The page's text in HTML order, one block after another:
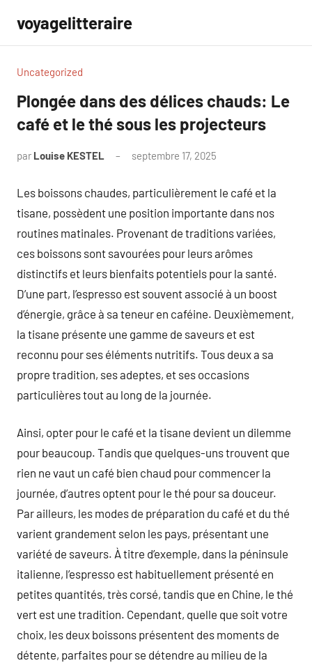
contenu
voyagelitteraire
Uncategorized
Plongée dans des délices chauds: Le
café et le thé sous les projecteurs
par Louise KESTEL septembre 17, 2025
Les boissons chaudes, particulièrement le café et la
tisane, possèdent une position importante dans nos
routines matinales. Provenant de traditions variées,
ces boissons sont savourées pour leurs arômes
distinctifs et leurs bienfaits potentiels pour la santé.
D’une part, l’espresso est souvent associé à un boost
d’énergie, grâce à sa teneur en caféine. Deuxièmement,
la tisane présente une gamme de saveurs et est
reconnu pour ses éléments nutritifs. Tous deux a sa
propre tradition, ses adeptes, et ses occasions
particulières tout au long de la journée.
Ainsi, opter pour le café et la tisane devient un dilemme
pour beaucoup. Tandis que quelques-uns trouvent que
rien ne vaut un café bien chaud pour commencer la
journée, d’autres optent pour le thé pour sa douceur.
Par ailleurs, les modes de préparation du café et du thé
varient grandement selon les pays, présentant une
variété de saveurs. À titre d’exemple, dans la péninsule
italienne, l’espresso est habituellement présenté en
petites quantités, très corsé, tandis que en Chine, le thé
vert est une tradition. Cependant, quelle que soit votre
choix, les deux boissons présentent des moments de
détente, parfaites pour se détendre au milieu de la